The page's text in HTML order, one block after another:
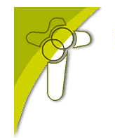
Skip
content